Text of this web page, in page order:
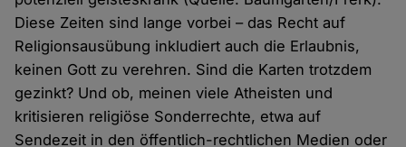
Diese Zeiten sind lange vorbei – das Recht auf
Religionsausübung inkludiert auch die Erlaubnis,
keinen Gott zu verehren. Sind die Karten trotzdem
gezinkt? Und ob, meinen viele Atheisten und
kritisieren religiöse Sonderrechte, etwa auf
Sendezeit in den öffentlich-rechtlichen Medien oder